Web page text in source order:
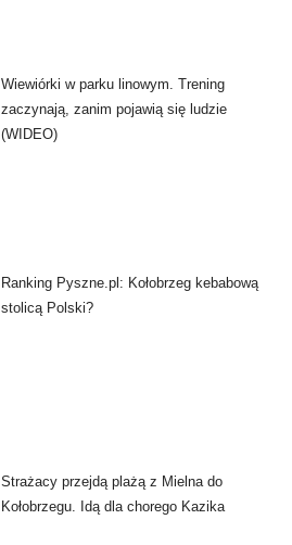
Wiewiórki w parku linowym. Trening
zaczynają, zanim pojawią się ludzie
(WIDEO)
Ranking Pyszne.pl: Kołobrzeg kebabową
stolicą Polski?
Strażacy przejdą plażą z Mielna do
Kołobrzegu. Idą dla chorego Kazika